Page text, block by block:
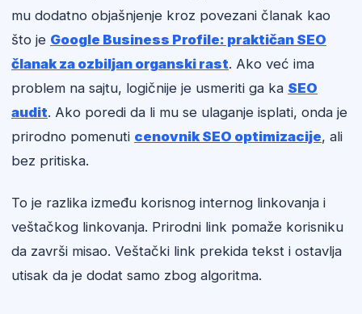
mu dodatno objašnjenje kroz povezani članak kao
što je Google Business Profile: praktičan SEO
članak za ozbiljan organski rast. Ako već ima
problem na sajtu, logičnije je usmeriti ga ka SEO
audit. Ako poredi da li mu se ulaganje isplati, onda je
prirodno pomenuti cenovnik SEO optimizacije, ali
bez pritiska.
To je razlika između korisnog internog linkovanja i
veštačkog linkovanja. Prirodni link pomaže korisniku
da završi misao. Veštački link prekida tekst i ostavlja
utisak da je dodat samo zbog algoritma.